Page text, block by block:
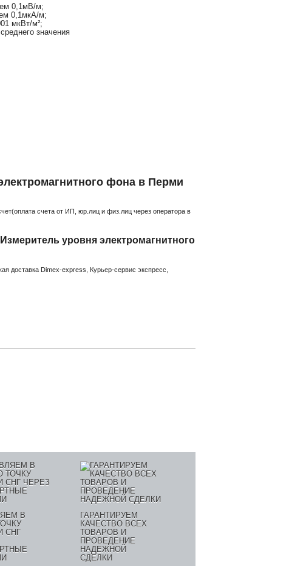
0,1мВ/м;
0,1мкА/м;
мкВт/м²;
значения
фона в Перми
счета от ИП, юр.лиц и физ.лиц через оператора в
уровня электромагнитного
доставка Dimex-express, Курьер-сервис экспресс,
В
СНГ
ГАРАНТИРУЕМ
КАЧЕСТВО ВСЕХ
ТОВАРОВ И
ПРОВЕДЕНИЕ
НАДЕЖНОЙ
СДЕЛКИ